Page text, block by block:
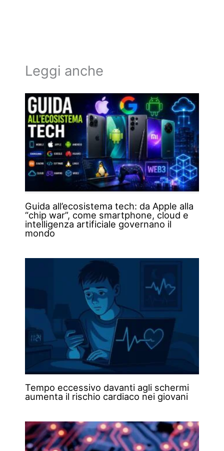
Leggi anche
Guida all’ecosistema tech: da Apple alla
“chip war”, come smartphone, cloud e
intelligenza artificiale governano il
mondo
Tempo eccessivo davanti agli schermi
aumenta il rischio cardiaco nei giovani